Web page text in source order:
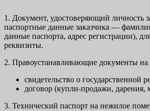
1. Документ, удостоверяющий личность
паспортные данные заказчика —
данные паспорта, адрес регистрации),
реквизиты.
2. Правоустанавливающие документы
свидетельство о государственной
договор (купли-продажи, дарения,
3. Технический паспорт на нежилое